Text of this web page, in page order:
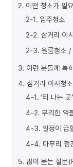
2. 어떤 청소가 필
2-1. 입주청소
2-2. 삼거리 이
2-3. 원룸청소 /
3. 이런 분들께 특
4. 삼거리 이사청
4-1. ‘티 나는
4-2. 무리한 약
4-3. 일정이 급
4-4. 마무리 점
5. 많이 묻는 질문